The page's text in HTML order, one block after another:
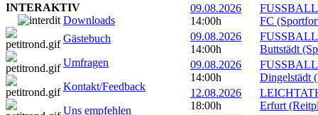
INTERAKTIV
Downloads
Gästebuch
Umfragen
Kontakt/Feedback
Uns empfehlen
09.08.2026
14:00h
FC
09.08.2026
14:00h
Buttstädt
09.08.2026
14:00h
Dingelstädt
12.08.2026
18:00h
Erfurt